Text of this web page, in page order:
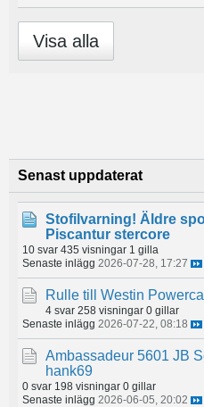
Visa alla
Senast uppdaterat
Stofilvarning! Äldre
Piscantur stercore
10 svar 435 visningar 1 gilla
Senaste inlägg 2026-07-28, 17:27
Rulle till Westin
4 svar 258 visningar 0 gillar
Senaste inlägg 2026-07-22, 08:18
Ambassadeur 5601 JB
hank69
0 svar 198 visningar 0 gillar
Senaste inlägg 2026-06-05, 20:02